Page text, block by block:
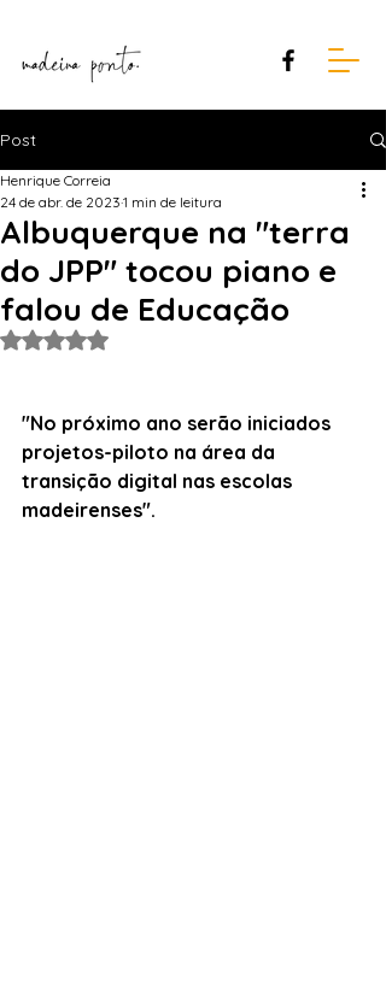
Post
Albuquerque na "terra
do JPP" tocou piano e
falou de Educação
Henrique Correia
24 de abr. de 2023 1 min de leitura
Avaliado com NaN de 5 estrelas.
"No próximo ano serão iniciados
projetos-piloto na área da
transição digital nas escolas
madeirenses".